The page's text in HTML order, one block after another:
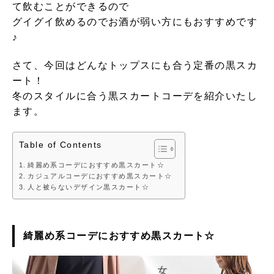
て飲むことができるので
グイグイ飲めるのでお酒が弱い方にもおすすめです
♪
さて、今回はどんなトップスにも合う定番の黒スカ
ート！
冬のスタイルに合う黒スカートコーデを紹介いたし
ます。
Table of Contents
綺麗め系コーデにおすすめ黒スカート☆
カジュアルコーデにおすすめ黒スカート☆
人と被らないデザイン黒スカート☆
綺麗め系コーデにおすすめ黒スカート☆